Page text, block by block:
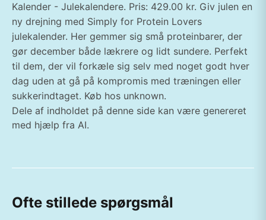
Kalender - Julekalendere. Pris: 429.00 kr. Giv julen en
ny drejning med Simply for Protein Lovers
julekalender. Her gemmer sig små proteinbarer, der
gør december både lækrere og lidt sundere. Perfekt
til dem, der vil forkæle sig selv med noget godt hver
dag uden at gå på kompromis med træningen eller
sukkerindtaget. Køb hos unknown.
Dele af indholdet på denne side kan være genereret
med hjælp fra AI.
Ofte stillede spørgsmål